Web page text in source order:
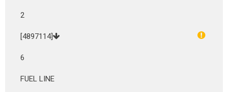
2
[4897114]
6
FUEL LINE